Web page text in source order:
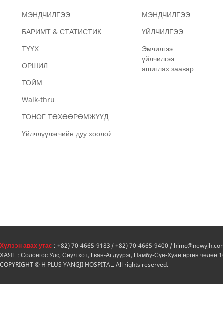
МЭНДЧИЛГЭЭ
БАРИМТ & СТАТИСТИК
ТҮҮХ
ОРШИЛ
ТОЙМ
Walk-thru
ТОНОГ ТӨХӨӨРӨМЖҮҮД
Үйлчлүүлэгчийн дуу хоолой
МЭНДЧИЛГЭЭ
ҮЙЛЧИЛГЭЭ
Эмчилгээ
үйлчилгээ
ашиглах заавар
Хүлээн авах утас : +82) 70-4665-9183 / +82) 70-4665-9400 /
ХАЯГ : Солонгос Улс, Сөүл хот, Гван-Аг дүүрэг, Намбү-Сүн-Хуан өргөн чөлөө
COPYRIGHT © H PLUS YANGJI HOSPITAL. All rights reserved.